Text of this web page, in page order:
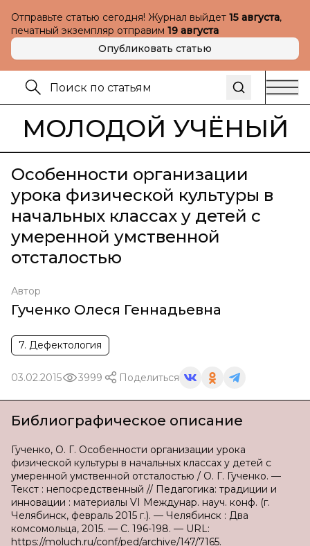
Отправьте статью сегодня! Журнал выйдет 15 августа,
печатный экземпляр отправим 19 августа
Опубликовать статью
МОЛОДОЙ УЧЁНЫЙ
Особенности организации
урока физической культуры в
начальных классах у детей с
умеренной умственной
отсталостью
Автор
Гученко Олеся Геннадьевна
7. Дефектология
03.02.2015 3999 Поделиться
Библиографическое описание
Гученко, О. Г. Особенности организации урока
физической культуры в начальных классах у детей с
умеренной умственной отсталостью / О. Г. Гученко. —
Текст : непосредственный // Педагогика: традиции и
инновации : материалы VI Междунар. науч. конф. (г.
Челябинск, февраль 2015 г.). — Челябинск : Два
комсомольца, 2015. — С. 196-198. — URL:
https://moluch.ru/conf/ped/archive/147/7165.